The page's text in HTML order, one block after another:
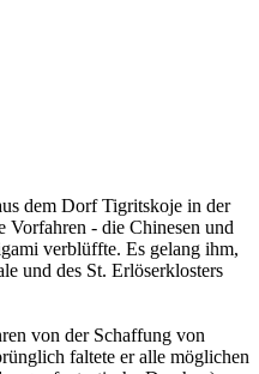
dem Dorf Tigritskoje in der
Vorfahren - die Chinesen und
verblüffte. Es gelang ihm,
und des St. Erlöserklosters
von der Schaffung von
faltete er alle möglichen